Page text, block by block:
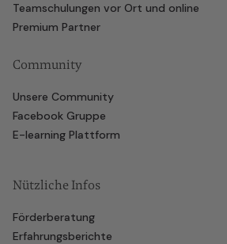
Teamschulungen vor Ort und online
Premium Partner
Community
Unsere Community
Facebook Gruppe
E-learning Plattform
Nützliche Infos
Förderberatung
Erfahrungsberichte